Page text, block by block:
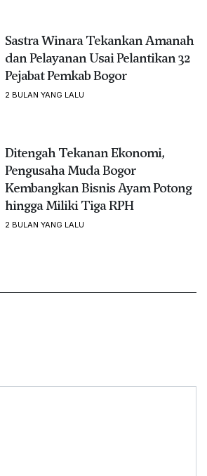
Sastra Winara Tekankan Amanah
dan Pelayanan Usai Pelantikan 32
Pejabat Pemkab Bogor
2 BULAN YANG LALU
Ditengah Tekanan Ekonomi,
Pengusaha Muda Bogor
Kembangkan Bisnis Ayam Potong
hingga Miliki Tiga RPH
2 BULAN YANG LALU